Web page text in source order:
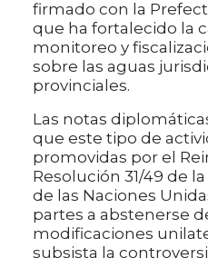
firmado con la
que ha fortalecido la
monitoreo y
sobre las aguas
provinciales.
Las notas
que este tipo de
promovidas por el
Resolución 31/49 de
de las Naciones
partes a abstenerse
modificaciones
subsista la